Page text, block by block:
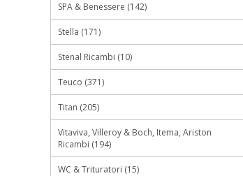
SPA & Benessere (142)
Stella (171)
Stenal Ricambi (10)
Teuco (371)
Titan (205)
Vitaviva, Villeroy & Boch, Itema, Ariston
Ricambi (194)
WC & Trituratori (15)